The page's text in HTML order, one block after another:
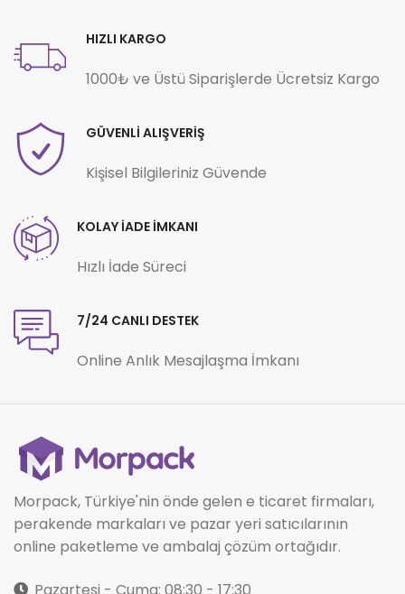
HIZLI KARGO
1000₺ ve Üstü Siparişlerde Ücretsiz Kargo
GÜVENLİ ALIŞVERİŞ
Kişisel Bilgileriniz Güvende
KOLAY İADE İMKANI
Hızlı İade Süreci
7/24 CANLI DESTEK
Online Anlık Mesajlaşma İmkanı
Morpack, Türkiye'nin önde gelen e ticaret firmaları,
perakende markaları ve pazar yeri satıcılarının
online paketleme ve ambalaj çözüm ortağıdır.